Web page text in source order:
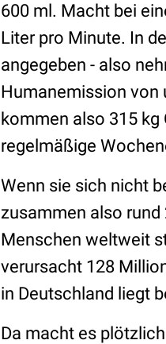
600 ml. Macht bei
Liter pro Minute. In
angegeben - also
Humanemission von
kommen also 315 kg
regelmäßige
Wenn sie sich nicht
zusammen also rund
Menschen weltweit
verursacht 128
in Deutschland liegt
Da macht es